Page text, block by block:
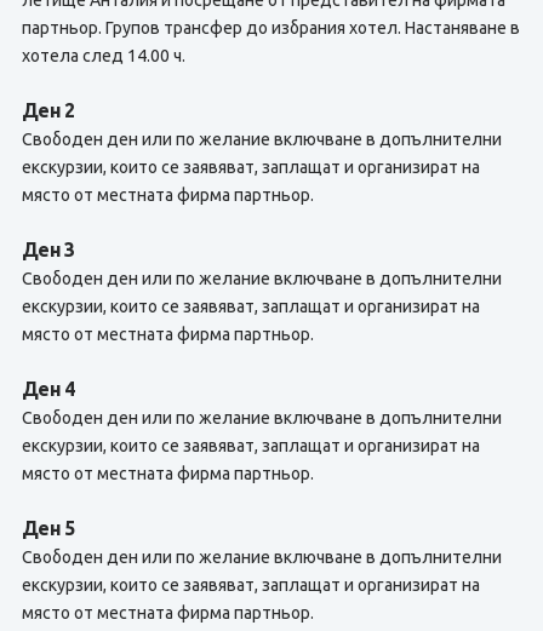
партньор. Групов трансфер до избрания хотел. Настаняване в
хотела след 14.00 ч.
Ден 2
Свободен ден или по желание включване в допълнителни
екскурзии, които се заявяват, заплащат и организират на
място от местната фирма партньор.
Ден 3
Свободен ден или по желание включване в допълнителни
екскурзии, които се заявяват, заплащат и организират на
място от местната фирма партньор.
Ден 4
Свободен ден или по желание включване в допълнителни
екскурзии, които се заявяват, заплащат и организират на
място от местната фирма партньор.
Ден 5
Свободен ден или по желание включване в допълнителни
екскурзии, които се заявяват, заплащат и организират на
място от местната фирма партньор.